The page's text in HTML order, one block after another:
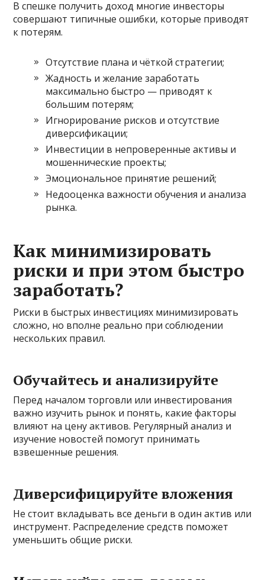
В спешке получить доход многие инвесторы
совершают типичные ошибки, которые приводят
к потерям.
Отсутствие плана и чёткой стратегии;
Жадность и желание заработать
максимально быстро — приводят к
большим потерям;
Игнорирование рисков и отсутствие
диверсификации;
Инвестиции в непроверенные активы и
мошеннические проекты;
Эмоциональное принятие решений;
Недооценка важности обучения и анализа
рынка.
Как минимизировать
риски и при этом быстро
заработать?
Риски в быстрых инвестициях минимизировать
сложно, но вполне реально при соблюдении
нескольких правил.
Обучайтесь и анализируйте
Перед началом торговли или инвестирования
важно изучить рынок и понять, какие факторы
влияют на цену активов. Регулярный анализ и
изучение новостей помогут принимать
взвешенные решения.
Диверсифицируйте вложения
Не стоит вкладывать все деньги в один актив или
инструмент. Распределение средств поможет
уменьшить общие риски.